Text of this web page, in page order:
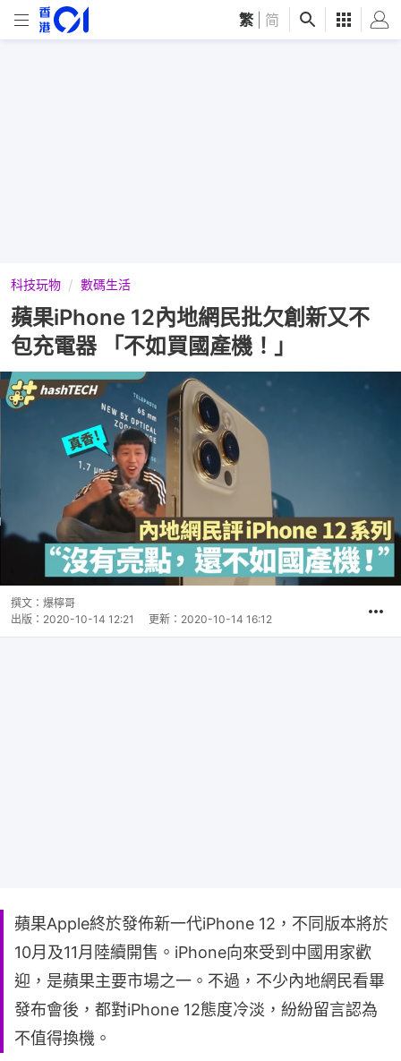
繁 简
科技玩物 數碼生活
蘋果iPhone 12內地網民批欠創新又不
包充電器 「不如買國產機！」
撰文： 爆檸哥
出版： 2020-10-14 12:21 更新： 2020-10-14 16:12
蘋果Apple終於發佈新一代iPhone 12，不同版本將於
10月及11月陸續開售。iPhone向來受到中國用家歡
迎，是蘋果主要市場之一。不過，不少內地網民看畢
發布會後，都對iPhone 12態度冷淡，紛紛留言認為
不值得換機。